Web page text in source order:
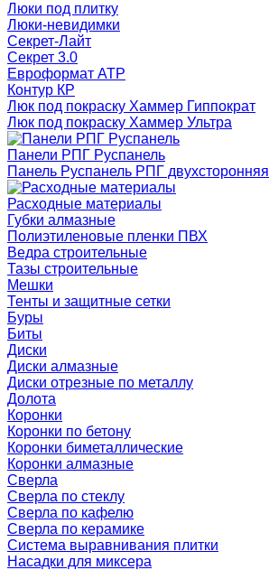
Люки под плитку
Люки-невидимки
Секрет-Лайт
Секрет 3.0
Евроформат АТР
Контур КР
Люк под покраску Хаммер Гиппократ
Люк под покраску Хаммер Ультра
Панели РПГ Руспанель
Панель Руспанель РПГ двухсторонняя
Расходные материалы
Губки алмазные
Полиэтиленовые пленки ПВХ
Ведра строительные
Тазы строительные
Мешки
Тенты и защитные сетки
Буры
Биты
Диски
Диски алмазные
Диски отрезные по металлу
Долота
Коронки
Коронки по бетону
Коронки биметаллические
Коронки алмазные
Сверла
Сверла по стеклу
Сверла по кафелю
Сверла по керамике
Система выравнивания плитки
Насадки для миксера